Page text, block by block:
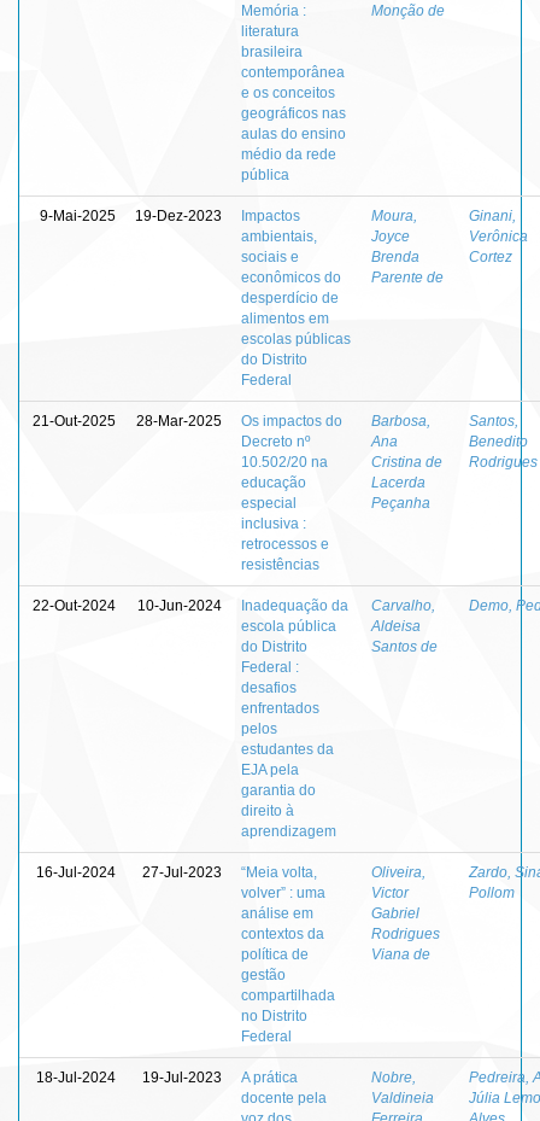
Memória :
literatura
brasileira
contemporânea
e os conceitos
geográficos nas
aulas do ensino
médio da rede
pública
Monção de
9-Mai-2025 19-Dez-2023
Impactos
ambientais,
sociais e
econômicos do
desperdício de
alimentos em
escolas públicas
do Distrito
Federal
Moura,
Joyce
Brenda
Parente de
Ginani,
Verônica
Cortez
21-Out-2025 28-Mar-2025
Os impactos do
Decreto nº
10.502/20 na
educação
especial
inclusiva :
retrocessos e
resistências
Barbosa,
Ana
Cristina de
Lacerda
Peçanha
Santos,
Benedito
Rodrigues
22-Out-2024 10-Jun-2024
Inadequação da
escola pública
do Distrito
Federal :
desafios
enfrentados
pelos
estudantes da
EJA pela
garantia do
direito à
aprendizagem
Carvalho,
Aldeisa
Santos de
Demo,
16-Jul-2024 27-Jul-2023
“Meia volta,
volver” : uma
análise em
contextos da
política de
gestão
compartilhada
no Distrito
Federal
Oliveira,
Victor
Gabriel
Rodrigues
Viana de
Zardo,
Pollom
18-Jul-2024 19-Jul-2023
A prática
docente pela
Nobre,
Valdineia
Pedreira,
Júlia